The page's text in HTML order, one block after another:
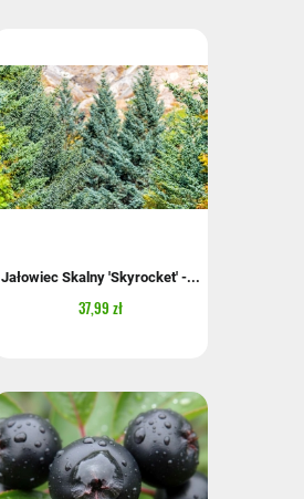
Jałowiec Skalny 'Skyrocket' -...
37,99 zł